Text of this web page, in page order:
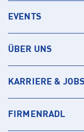
EVENTS
ÜBER UNS
KARRIERE & JOBS
FIRMENRADL